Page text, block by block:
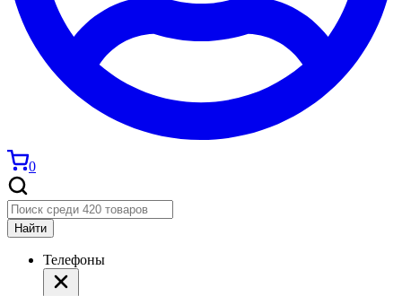
0
Найти
Телефоны